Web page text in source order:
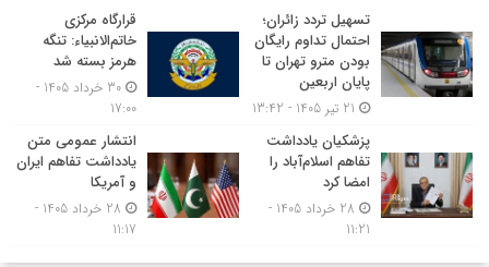
تسهیل تردد زائران؛
احتمال تداوم رایگان
بودن مترو تهران تا
پایان اربعین
قرارگاه مرکزی
خاتم‌الانبیاء: تنگه
هرمز بسته شد
30 خرداد 1405 -
17:00
پزشکیان یادداشت
تفاهم اسلام‌آباد را
امضا کرد
28 خرداد 1405 -
11:21
انتشار عمومی متن
یادداشت تفاهم ایران
و آمریکا
28 خرداد 1405 -
11:17